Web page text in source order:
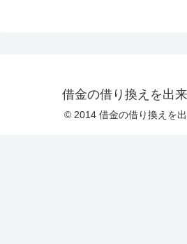
借金の借り換えを出
© 2014 借金の借り換えを